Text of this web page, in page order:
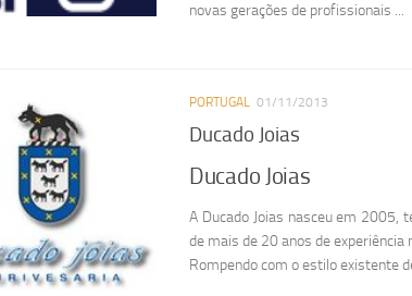
novas gerações de profissionais ...
PORTUGAL 01/11/2013
Ducado Joias
Ducado Joias
A Ducado Joias nasceu em 2005,
de mais de 20 anos de experiência
Rompendo com o estilo existente